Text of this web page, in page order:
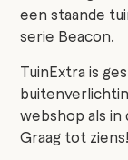
een staande
serie Beacon.
TuinExtra is
webshop als in
Graag tot ziens!